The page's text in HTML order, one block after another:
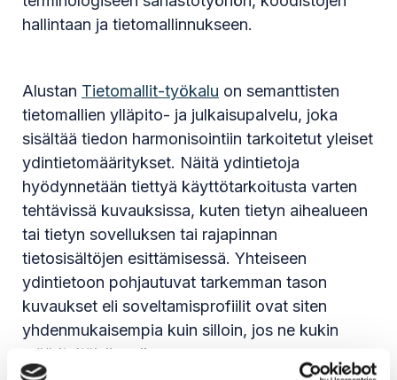
hallintaan ja tietomallinnukseen.
Alustan Tietomallit-työkalu on semanttisten
tietomallien ylläpito- ja julkaisupalvelu, joka
sisältää tiedon harmonisointiin tarkoitetut yleiset
ydintietomääritykset. Näitä ydintietoja
hyödynnetään tiettyä käyttötarkoitusta varten
tehtävissä kuvauksissa, kuten tietyn aihealueen
tai tietyn sovelluksen tai rajapinnan
tietosisältöjen esittämisessä. Yhteiseen
ydintietoon pohjautuvat tarkemman tason
kuvaukset eli soveltamisprofiilit ovat siten
yhdenmukaisempia kuin silloin, jos ne kukin
määriteltäisiin erikseen.